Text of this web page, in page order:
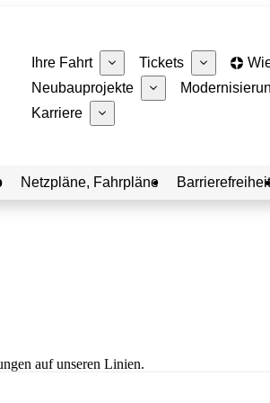
Ihre Fahrt Tickets
Neubauprojekte
Karriere
Netzpläne, Fahrpläne Barrierefreiheit
auf unseren Linien.